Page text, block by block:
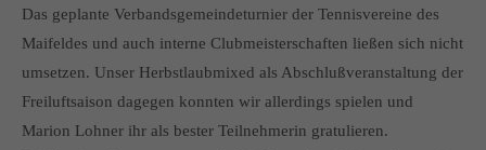
Das geplante Verbandsgemeindeturnier der Tennisvereine des
Maifeldes und auch interne Clubmeisterschaften ließen sich nicht
umsetzen. Unser Herbstlaubmixed als Abschlußveranstaltung der
Freiluftsaison dagegen konnten wir allerdings spielen und
Marion Lohner ihr als bester Teilnehmerin gratulieren.